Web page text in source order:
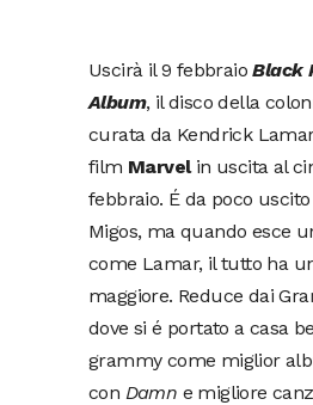
Uscirà il 9 febbraioBlack
Album, il disco della
curata da Kendrick
film Marvelin uscita al
febbraio. É da poco
Migos, ma quando esce
come Lamar, il tutto ha
maggiore. Reduce dai
dove si é portato a casa
grammy come miglior
con Damn e migliore